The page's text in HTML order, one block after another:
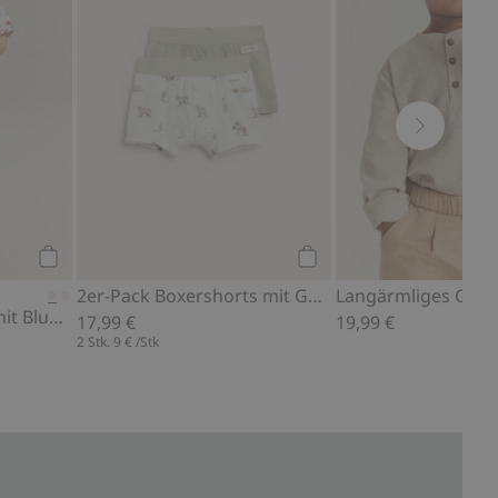
Kurzärmliges Hemd mit Blumenmuster
2er-Pack Boxershorts mit Gummibund
17,99 €
2 Stk. 9 € /Stk
Langärmliges
19,99 €